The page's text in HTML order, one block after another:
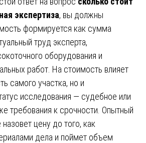
экспертиза, вы должны
формируется как сумма
труд эксперта,
оборудования и
работ. На стоимость влияет
самого участка, но и
исследования — судебное или
требования к срочности. Опытный
цену до того, как
дела и поймет объем